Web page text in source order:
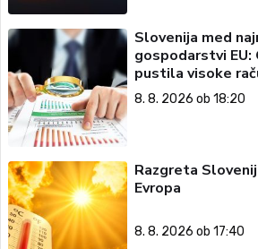
Slovenija med
gospodarstvi EU:
pustila visoke
8. 8. 2026 ob 18:20
Razgreta
Evropa
8. 8. 2026 ob 17:40